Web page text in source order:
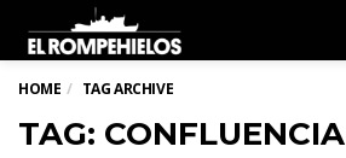
HOME TAG ARCHIVE
TAG: CONFLUENCIA